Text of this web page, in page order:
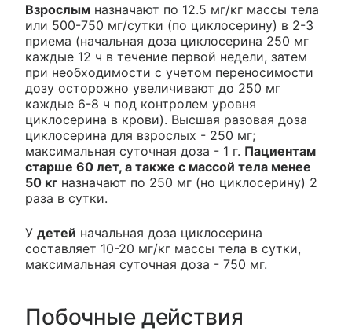
Взрослым назначают по 12.5 мг/кг массы тела
или 500-750 мг/сутки (по циклосерину) в 2-3
приема (начальная доза циклосерина 250 мг
каждые 12 ч в течение первой недели, затем
при необходимости с учетом переносимости
дозу осторожно увеличивают до 250 мг
каждые 6-8 ч под контролем уровня
циклосерина в крови). Высшая разовая доза
циклосерина для взрослых - 250 мг;
максимальная суточная доза - 1 г. Пациентам
старше 60 лет, а также с массой тела менее
50 кг назначают по 250 мг (но циклосерину) 2
раза в сутки.
У детей начальная доза циклосерина
составляет 10-20 мг/кг массы тела в сутки,
максимальная суточная доза - 750 мг.
Побочные действия